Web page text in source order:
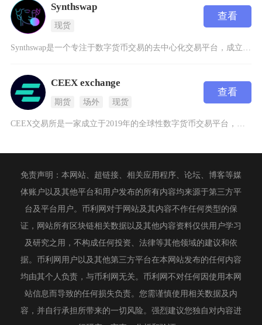
Synthswap
现货
查看
CEEX exchange
期货 场外 现货
查看
CEEX交易所是一家成立于2019年的全球性数字货币交易平台，凭借其强大的支付行业背景和专
免责声明：本网站、超链接、相关应用程序、论坛、博客等媒
体账户以及其他平台和用户发布的所有内容均来源于第三方平
台及平台用户。币利网对于网站及其内容不作任何类型的保
证，网站所有区块链相关数据以及其他内容资料仅供用户学习
及研究之用，不构成任何投资、法律等其他领域的建议和依
据。币利网用户以及其他第三方平台在本网站发布的任何内容
均由其个人负责，与币利网无关。币利网不对任何因使用本网
站信息而导致的任何损失负责。您需谨慎使用相关数据及内
容，并自行承担所带来的一切风险。强烈建议您独自对内容进